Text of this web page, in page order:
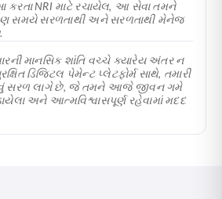
કરતા NRI માટે રચાયેલ, આ સેવા તમને
સમયે સરળતાથી અને સરળતાથી મેનેજ
માનસિક શાંતિ વચ્ચે ક્યારેય અંતર ન
ડિજિટલ પેમેન્ટ પ્લેટફોર્મ સાથે, તમારી
સરળ લાગે છે, જે તમને આજે જીવન ગમે
અને આત્મવિશ્વાસપૂર્ણ રહેવામાં મદદ